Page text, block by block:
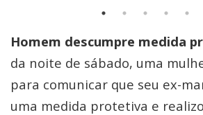
Homem descumpre medida
da noite de sábado, uma
para comunicar que seu ex-
uma medida protetiva e